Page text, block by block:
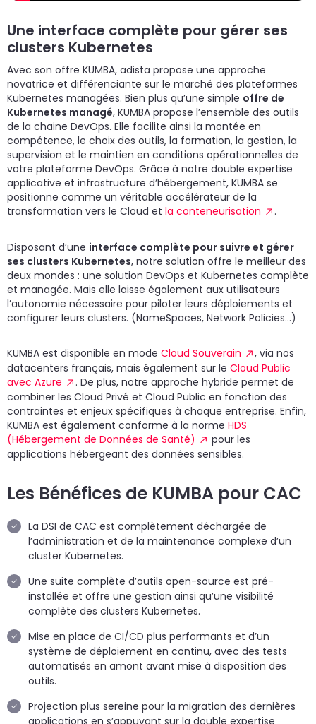
Une interface complète pour gérer ses
clusters Kubernetes
Avec son offre KUMBA, adista propose une approche
novatrice et différenciante sur le marché des plateformes
Kubernetes managées. Bien plus qu’une simple offre de
Kubernetes managé, KUMBA propose l’ensemble des outils
de la chaine DevOps. Elle facilite ainsi la montée en
compétence, le choix des outils, la formation, la gestion, la
supervision et le maintien en conditions opérationnelles de
votre plateforme DevOps. Grâce à notre double expertise
applicative et infrastructure d’hébergement, KUMBA se
positionne comme un véritable accélérateur de la
transformation vers le Cloud et la conteneurisation .
Disposant d’une interface complète pour suivre et gérer
ses clusters Kubernetes, notre solution offre le meilleur des
deux mondes : une solution DevOps et Kubernetes complète
et managée. Mais elle laisse également aux utilisateurs
l’autonomie nécessaire pour piloter leurs déploiements et
configurer leurs clusters. (NameSpaces, Network Policies…)
KUMBA est disponible en mode Cloud Souverain
, via nos
datacenters français, mais également sur le Cloud Public
avec Azure
. De plus, notre approche hybride permet de
combiner les Cloud Privé et Cloud Public en fonction des
contraintes et enjeux spécifiques à chaque entreprise. Enfin,
KUMBA est également conforme à la norme HDS
(Hébergement de Données de Santé)
pour les
applications hébergeant des données sensibles.
Les Bénéfices de KUMBA pour CAC
La DSI de CAC est complètement déchargée de
l’administration et de la maintenance complexe d’un
cluster Kubernetes.
Une suite complète d’outils open-source est pré-
installée et offre une gestion ainsi qu’une visibilité
complète des clusters Kubernetes.
Mise en place de CI/CD plus performants et d’un
système de déploiement en continu, avec des tests
automatisés en amont avant mise à disposition des
outils.
Projection plus sereine pour la migration des dernières